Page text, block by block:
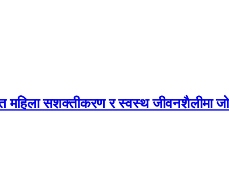
महिला सशक्तीकरण र स्वस्थ जीवनशैलीमा